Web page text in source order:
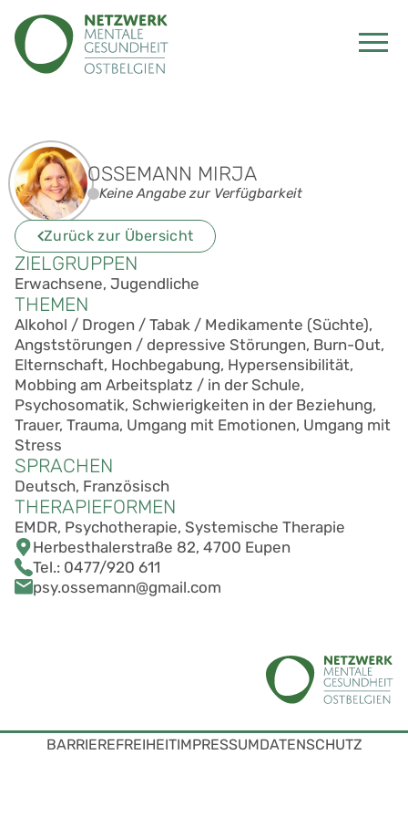
OSSEMANN MIRJA
Keine Angabe zur Verfügbarkeit
Zurück zur Übersicht
ZIELGRUPPEN
Erwachsene, Jugendliche
THEMEN
Alkohol / Drogen / Tabak / Medikamente (Süchte),
Angststörungen / depressive Störungen, Burn-Out,
Elternschaft, Hochbegabung, Hypersensibilität,
Mobbing am Arbeitsplatz / in der Schule,
Psychosomatik, Schwierigkeiten in der Beziehung,
Trauer, Trauma, Umgang mit Emotionen, Umgang mit
Stress
SPRACHEN
Deutsch, Französisch
THERAPIEFORMEN
EMDR, Psychotherapie, Systemische Therapie
Herbesthalerstraße 82, 4700 Eupen
Tel.: 0477/920 611
psy.ossemann@gmail.com
BARRIEREFREIHEITIMPRESSUMDATENSCHUTZ